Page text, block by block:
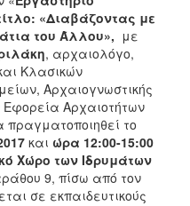
«Διαβάζοντας με
του Άλλου», με
, αρχαιολόγο,
Κλασικών
Αρχαιογνωστικής
Αρχαιοτήτων
πραγματοποιηθεί το
και ώρα 12:00-15:00
Χώρο των Ιδρυμάτων
9, πίσω από τον
σε εκπαιδευτικούς